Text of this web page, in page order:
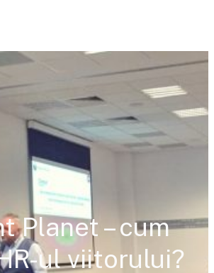
Planet – cum
ul viitorului?